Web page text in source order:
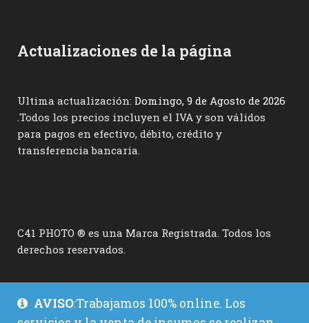
Actualizaciones de la página
Ultima actualización: Domingo, 9 de Agosto de 2026
.Todos los precios incluyen el IVA y son válidos
para pagos en efectivo, débito, crédito y
transferencia bancaria.
C41 PHOTO ® es una Marca Registrada. Todos los
derechos reservados.
AVISO:Trabajamos 100% online. Los